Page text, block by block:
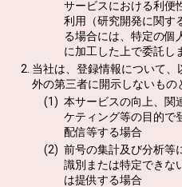
サービスにおける利便
利用（研究開発に関す
る場合には、特定の個
に加工した上で委託し
当社は、登録情報について
外の第三者に開示しないもの
本サービスの向上、関
ケティング等の目的で
配信等する場合
前号の集計及び分析等
識別または特定できな
は提供する場合